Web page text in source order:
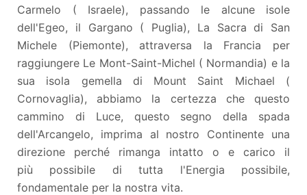
Carmelo ( Israele), passando le alcune isole
dell'Egeo, il Gargano ( Puglia), La Sacra di San
Michele (Piemonte), attraversa la Francia per
raggiungere Le Mont-Saint-Michel ( Normandia) e la
sua isola gemella di Mount Saint Michael (
Cornovaglia), abbiamo la certezza che questo
cammino di Luce, questo segno della spada
dell'Arcangelo, imprima al nostro Continente una
direzione perché rimanga intatto o e carico il
più possibile di tutta l'Energia possibile,
fondamentale per la nostra vita.